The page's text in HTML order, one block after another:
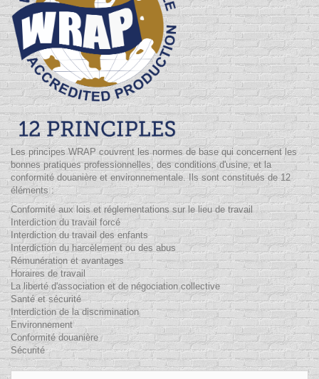
Les principes WRAP couvrent les normes de base qui concernent les
bonnes pratiques professionnelles, des conditions d'usine, et la
conformité douanière et environnementale. Ils sont constitués de 12
éléments :
Conformité aux lois et réglementations sur le lieu de travail
Interdiction du travail forcé
Interdiction du travail des enfants
Interdiction du harcèlement ou des abus
Rémunération et avantages
Horaires de travail
La liberté d'association et de négociation collective
Santé et sécurité
Interdiction de la discrimination
Environnement
Conformité douanière
Sécurité